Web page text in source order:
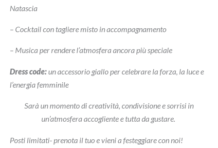
Natascia
– Cocktail con tagliere misto in accompagnamento
– Musica per rendere l’atmosfera ancora più speciale
Dress code:un accessorio giallo per celebrare la forza, la luce e
l’energia femminile
Sarà un momento di creatività, condivisione e sorrisi in
un’atmosfera accogliente e tutta da gustare.
Posti limitati- prenota il tuo e vieni a festeggiare con noi!